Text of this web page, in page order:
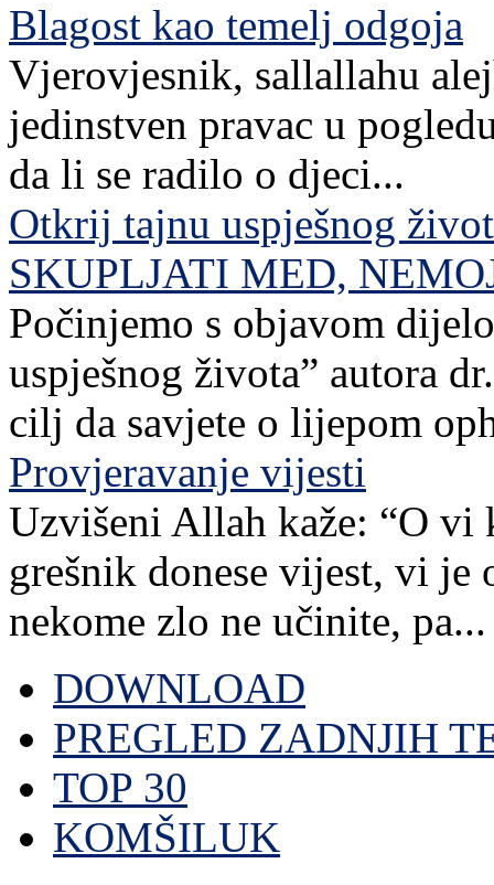
Blagost kao temelj odgoja
Vjerovjesnik, sallallahu
jedinstven pravac u
da li se radilo o djeci...
Otkrij tajnu uspješnog
SKUPLJATI MED,
Počinjemo s objavom
uspješnog života” autora
cilj da savjete o lijepom
Provjeravanje vijesti
Uzvišeni Allah kaže: “O
grešnik donese vijest, vi je
nekome zlo ne učinite, pa...
DOWNLOAD
PREGLED ZADNJIH
TOP 30
KOMŠILUK